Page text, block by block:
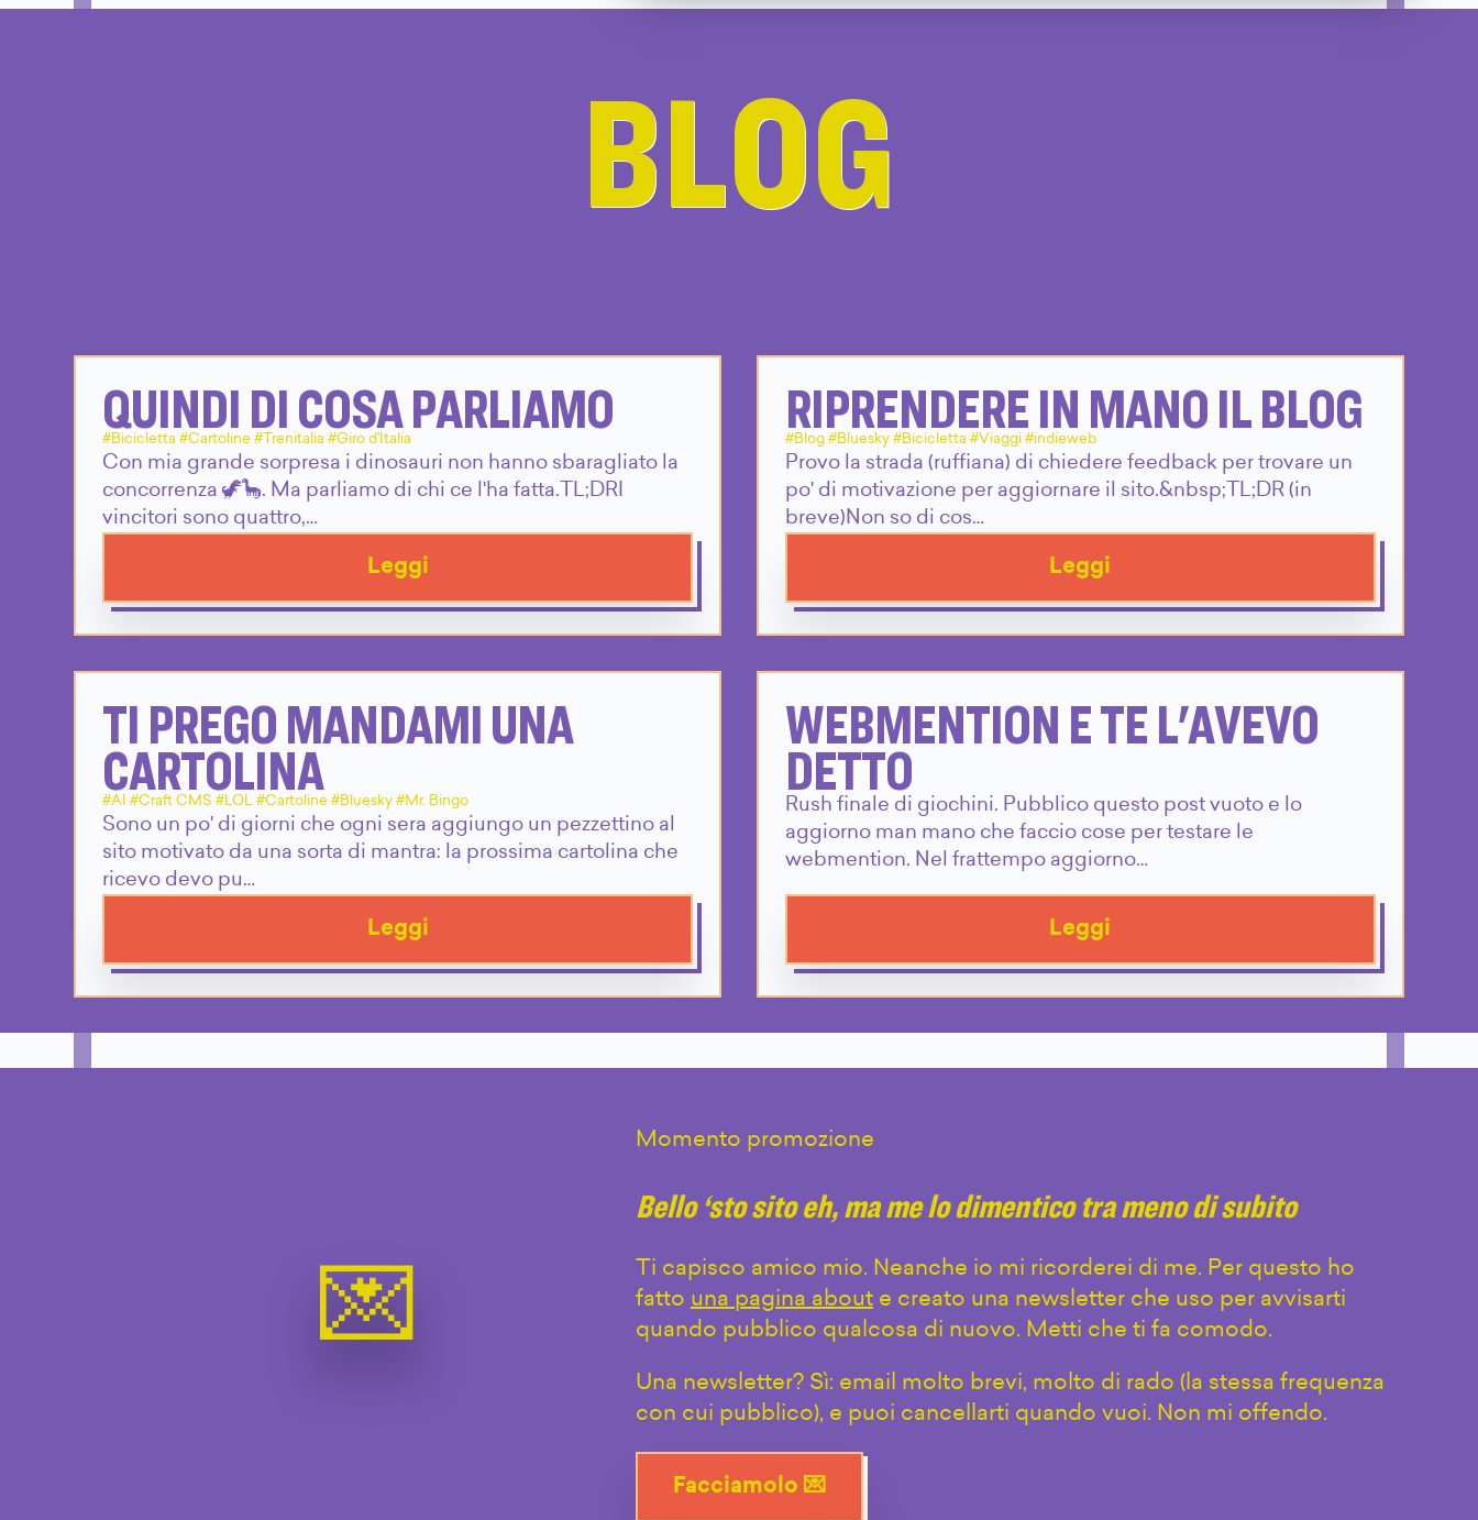
BLOG
QUINDI DI COSA PARLIAMO
#Bicicletta #Cartoline #Trenitalia #Giro d'Italia
Con mia grande sorpresa i dinosauri non hanno sbaragliato la
concorrenza 🦖🦕. Ma parliamo di chi ce l'ha fatta.TL;DRI
vincitori sono quattro,…
Leggi
RIPRENDERE IN MANO IL BLOG
#Blog #Bluesky #Bicicletta #Viaggi #indieweb
Provo la strada (ruffiana) di chiedere feedback per trovare un
po' di motivazione per aggiornare il sito.&nbsp;TL;DR (in
breve)Non so di cos…
Leggi
TI PREGO MANDAMI UNA
CARTOLINA
#AI #Craft CMS #LOL #Cartoline #Bluesky #Mr. Bingo
Sono un po' di giorni che ogni sera aggiungo un pezzettino al
sito motivato da una sorta di mantra: la prossima cartolina che
ricevo devo pu…
Leggi
WEBMENTION E TE L'AVEVO
DETTO
Rush finale di giochini. Pubblico questo post vuoto e lo
aggiorno man mano che faccio cose per testare le
webmention. Nel frattempo aggiorno…
Leggi
Momento promozione
Bello ‘sto sito eh, ma me lo dimentico tra meno di subito
Ti capisco amico mio. Neanche io mi ricorderei di me. Per questo ho
fatto una pagina aboute creato una newsletter che uso per avvisarti
quando pubblico qualcosa di nuovo. Metti che ti fa comodo.
Una newsletter? Sì: email molto brevi, molto di rado (la stessa frequenza
con cui pubblico), e puoi cancellarti quando vuoi. Non mi offendo.
Facciamolo 💌